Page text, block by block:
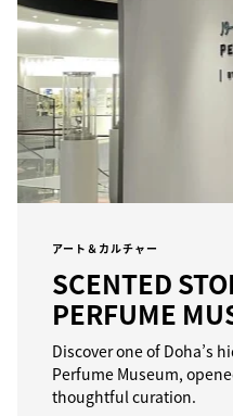
アート＆カルチャー
SCENTED
PERFUME
Discover one of Doha’s
Perfume Museum,
thoughtful curation.